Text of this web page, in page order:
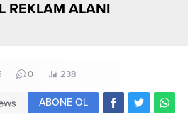
REKLAM ALANI
0 238
ABONE OL